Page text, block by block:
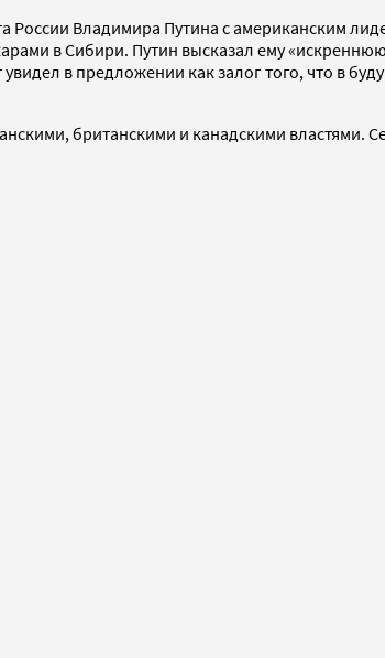
России Владимира Путина с американским
в Сибири. Путин высказал ему
в предложении как залог того, что в
британскими и канадскими властями.